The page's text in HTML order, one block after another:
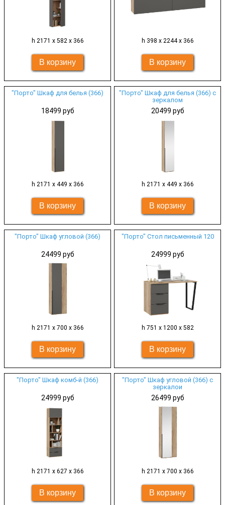
h 2171 х 582 х 366 h 398 х 2244 х 366
"Порто" Шкаф для белья (366)
18499 руб
h 2171 х 449 х 366
"Порто" Шкаф для белья (366) с
зеркалом
20499 руб
h 2171 х 449 х 366
"Порто" Шкаф угловой (366)
24499 руб
h 2171 х 700 х 366
"Порто" Стол письменный 120
24999 руб
h 751 х 1200 х 582
"Порто" Шкаф комб-й (366)
24999 руб
h 2171 х 627 х 366
"Порто" Шкаф угловой (366) с
зеркалои
26499 руб
h 2171 х 700 х 366